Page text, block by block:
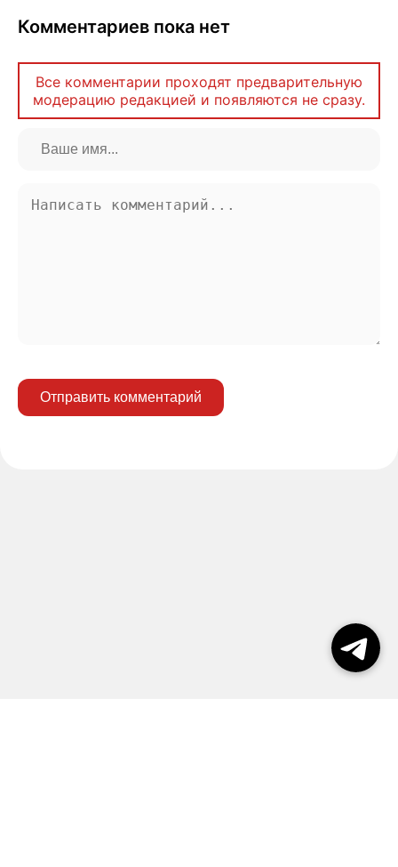
Комментариев пока нет
Все комментарии проходят предварительную
модерацию редакцией и появляются не сразу.
Отправить комментарий